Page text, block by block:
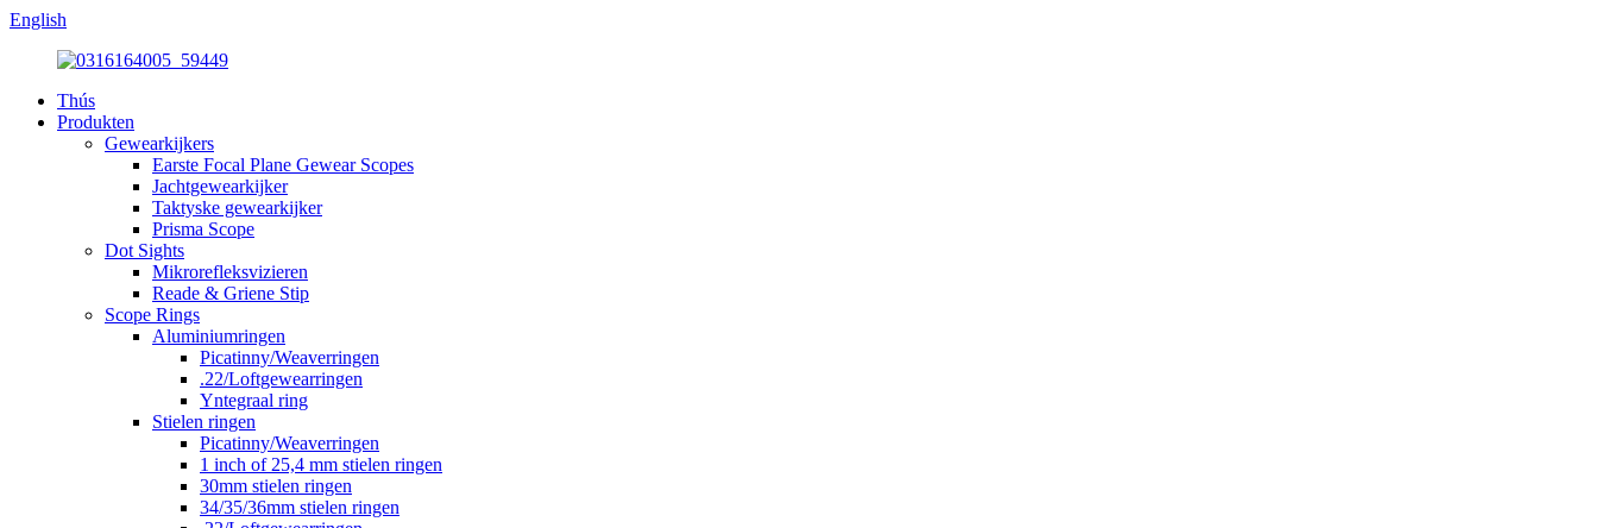
English
Thús
Produkten
Gewearkijkers
Earste Focal Plane Gewear Scopes
Jachtgewearkijker
Taktyske gewearkijker
Prisma Scope
Dot Sights
Mikrorefleksvizieren
Reade & Griene Stip
Scope Rings
Aluminiumringen
Picatinny/Weaverringen
.22/Loftgewearringen
Yntegraal ring
Stielen ringen
Picatinny/Weaverringen
1 inch of 25,4 mm stielen ringen
30mm stielen ringen
34/35/36mm stielen ringen